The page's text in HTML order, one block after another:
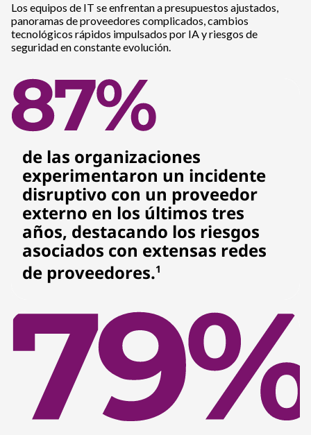
Los equipos de IT se enfrentan a presupuestos ajustados,
panoramas de proveedores complicados, cambios
tecnológicos rápidos impulsados por IA y riesgos de
seguridad en constante evolución.
de las organizaciones
experimentaron un incidente
disruptivo con un proveedor
externo en los últimos tres
años, destacando los riesgos
asociados con extensas redes
de proveedores.1